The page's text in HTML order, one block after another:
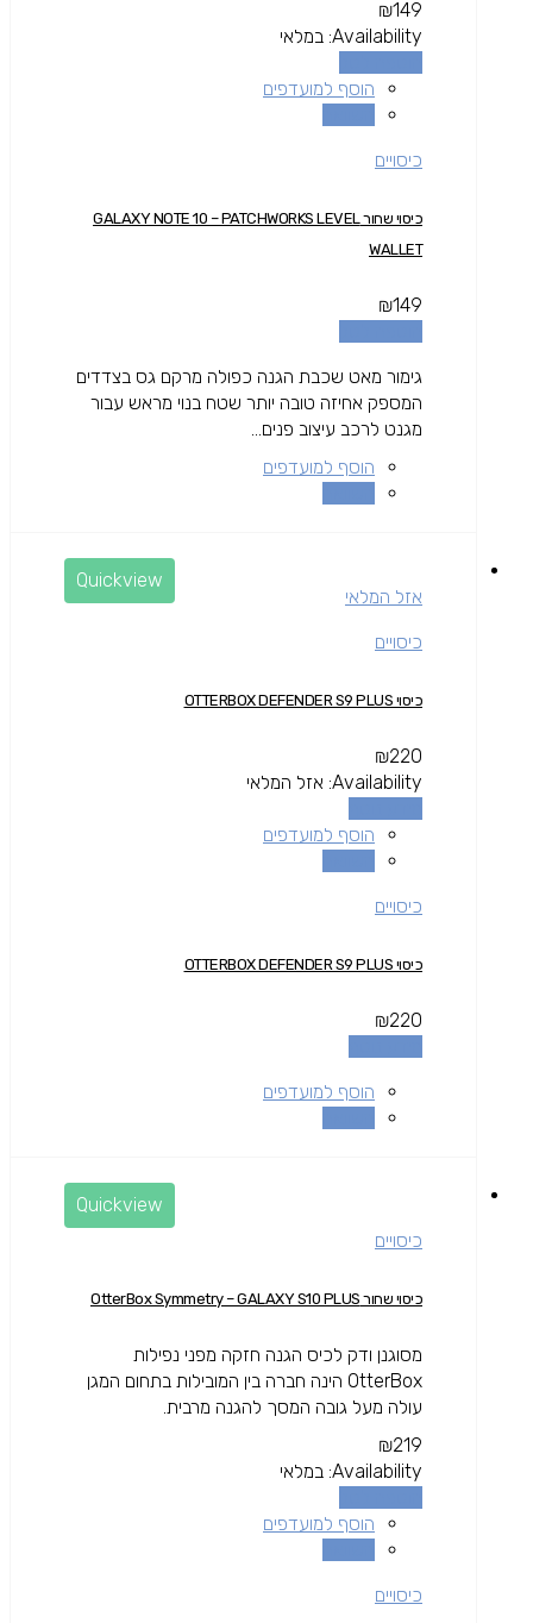
₪149
Availability: במלאי
הוסף למועדפים
כיסויים
כיסוי שחור GALAXY NOTE 10 – PATCHWORKS LEVEL
WALLET
₪149
גימור מאט שכבת הגנה כפולה מרקם גס בצדדים
המספק אחיזה טובה יותר שטח בנוי מראש עבור
מגנט לרכב עיצוב פנים...
הוסף למועדפים
Quickview
אזל המלאי
כיסויים
כיסוי OTTERBOX DEFENDER S9 PLUS
₪220
Availability: אזל המלאי
הוסף למועדפים
כיסויים
כיסוי OTTERBOX DEFENDER S9 PLUS
₪220
הוסף למועדפים
Quickview
כיסויים
כיסוי שחור OtterBox Symmetry – GALAXY S10 PLUS
מסוגנן ודק לכיס הגנה חזקה מפני נפילות
OtterBox הינה חברה בין המובילות בתחום המגן
עולה מעל גובה המסך להגנה מרבית.
₪219
Availability: במלאי
הוסף למועדפים
כיסויים